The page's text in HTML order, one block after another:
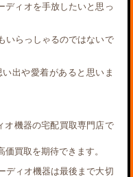
ディオを手放したいと思っ
いらっしゃるのではないで
出や愛着があると思いま
オ機器の宅配買取専門店で
買取を期待できます。
ディオ機器は最後まで大切